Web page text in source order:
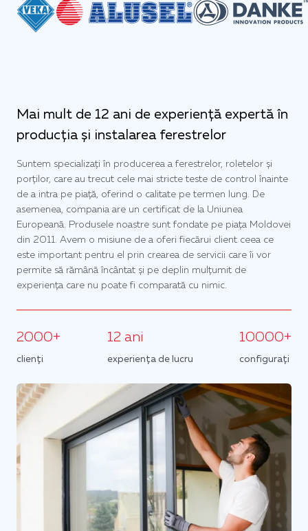
Mai mult de 12 ani de experiență expertă în
producția și instalarea ferestrelor
Suntem specializați în producerea a ferestrelor, roletelor și
porților, care au trecut cele mai stricte teste de control înainte
de a intra pe piață, oferind o calitate pe termen lung. De
asemenea, compania are un certificat de la Uniunea
Europeană. Produsele noastre sunt fondate pe piața Moldovei
din 2011. Avem o misiune de a oferi fiecărui client ceea ce
este important pentru el prin crearea de servicii care îi vor
permite să rămână încântat și pe deplin mulțumit de
experiența care nu poate fi comparată cu nimic.
2000+
clienți
12 ani
experiența de lucru
10000+
configurați